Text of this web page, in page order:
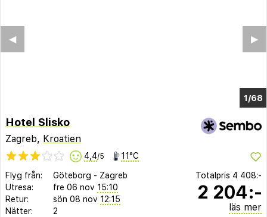
1/64
▶︎
◀︎
Hotel Slisko
Zagreb, Kroatien
4,4/5 11°C
Flyg från: Göteborg - Zagreb
Utresa:
fre 06 nov 15:10
Retur:
sön 08 nov 12:15
Nätter:
2
Totalpris 4 408:-
2 204:-
läs mer